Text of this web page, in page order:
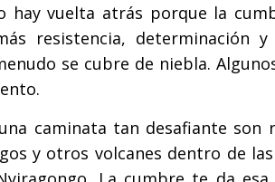
hay vuelta atrás porque la
resistencia, determinación
se cubre de niebla.
caminata tan desafiante son
y otros volcanes dentro de